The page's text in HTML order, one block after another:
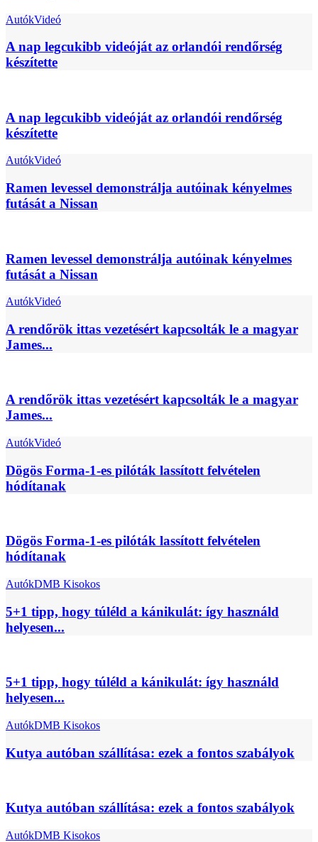
AutókVideó
A nap legcukibb videóját az orlandói rendőrség
készítette
A nap legcukibb videóját az orlandói rendőrség
készítette
AutókVideó
Ramen levessel demonstrálja autóinak kényelmes
futását a Nissan
Ramen levessel demonstrálja autóinak kényelmes
futását a Nissan
AutókVideó
A rendőrök ittas vezetésért kapcsolták le a magyar
James...
A rendőrök ittas vezetésért kapcsolták le a magyar
James...
AutókVideó
Dögös Forma-1-es pilóták lassított felvételen
hódítanak
Dögös Forma-1-es pilóták lassított felvételen
hódítanak
AutókDMB Kisokos
5+1 tipp, hogy túléld a kánikulát: így használd
helyesen...
5+1 tipp, hogy túléld a kánikulát: így használd
helyesen...
AutókDMB Kisokos
Kutya autóban szállítása: ezek a fontos szabályok
Kutya autóban szállítása: ezek a fontos szabályok
AutókDMB Kisokos